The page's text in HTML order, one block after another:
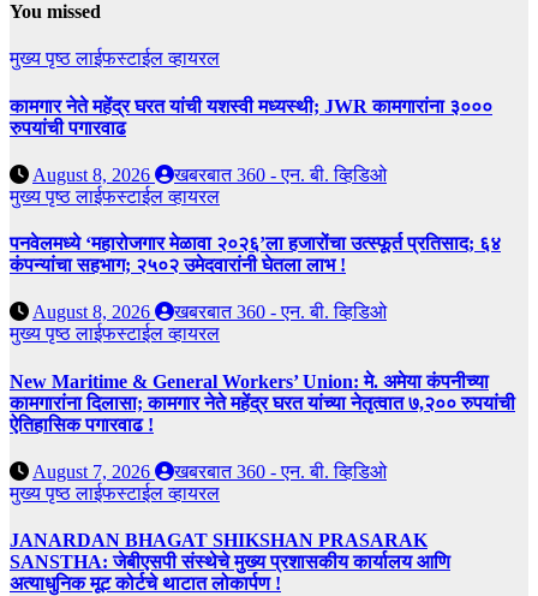
You missed
मुख्य पृष्ठलाईफस्टाईलव्हायरल
कामगार नेते महेंद्र घरत यांची यशस्वी मध्यस्थी; JWR कामगारांना ३०००
रुपयांची पगारवाढ
August 8, 2026
खबरबात 360 - एन. बी. व्हिडिओ
मुख्य पृष्ठलाईफस्टाईलव्हायरल
पनवेलमध्ये ‘महारोजगार मेळावा २०२६’ला हजारोंचा उत्स्फूर्त प्रतिसाद; ६४
कंपन्यांचा सहभाग; २५०२ उमेदवारांनी घेतला लाभ !
August 8, 2026
खबरबात 360 - एन. बी. व्हिडिओ
मुख्य पृष्ठलाईफस्टाईलव्हायरल
New Maritime & General Workers’ Union: मे. अमेया कंपनीच्या
कामगारांना दिलासा; कामगार नेते महेंद्र घरत यांच्या नेतृत्वात ७,२०० रुपयांची
ऐतिहासिक पगारवाढ !
August 7, 2026
खबरबात 360 - एन. बी. व्हिडिओ
मुख्य पृष्ठलाईफस्टाईलव्हायरल
JANARDAN BHAGAT SHIKSHAN PRASARAK
SANSTHA: जेबीएसपी संस्थेचे मुख्य प्रशासकीय कार्यालय आणि
अत्याधुनिक मूट कोर्टचे थाटात लोकार्पण !